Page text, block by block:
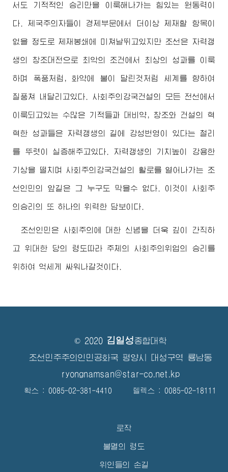
서도 기적적인 승리만을 이룩해나가는 힘있는 원동력이
다. 제국주의자들이 경제부문에서 더이상 제재할 항목이
없을 정도로 제재봉쇄에 미쳐날뛰고있지만 조선은 자력갱
생의 창조대전으로 최악의 조건에서 최상의 성과를 이룩
하며 폭풍처럼, 화약에 불이 달린것처럼 세계를 향하여
질풍쳐 내달리고있다. 사회주의강국건설의 모든 전선에서
이룩되고있는 수많은 기적들과 대비약, 창조와 건설의 혁
혁한 성과들은 자력갱생의 길에 강성번영이 있다는 철리
를 뚜렷이 실증해주고있다. 자력갱생의 기치높이 강용한
기상을 떨치며 사회주의강국건설의 활로를 열어나가는 조
선인민의 앞길은 그 누구도 막을수 없다. 이것이 사회주
의승리의 또 하나의 위력한 담보이다.
조선인민은 사회주의에 대한 신념을 더욱 깊이 간직하
고 위대한 당의 령도따라 주체의 사회주의위업의 승리를
위하여 억세게 싸워나갈것이다.
© 2020 김일성종합대학
조선민주주의인민공화국 평양시 대성구역 룡남동
ryongnamsan@star-co.net.kp
확스 : 0085-02-381-4410 텔렉스 : 0085-02-18111
로작
불멸의 령도
위인들의 손길